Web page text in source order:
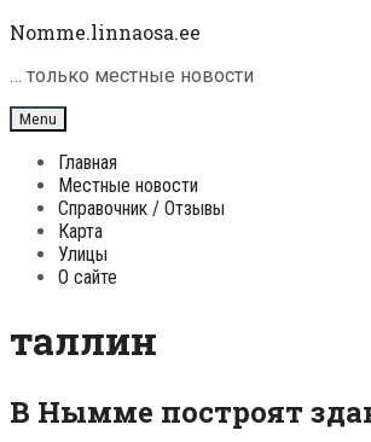
Skip
content
Nomme.linnaosa.ee
… только местные новости
Menu
Главная
Местные новости
Справочник / Отзывы
Карта
Улицы
О сайте
таллин
В Нымме построят